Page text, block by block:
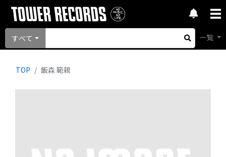
すべて 一覧
TOP 飯森 範親